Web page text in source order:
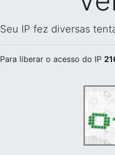
Seu IP fez diversas
Para liberar o acesso do IP